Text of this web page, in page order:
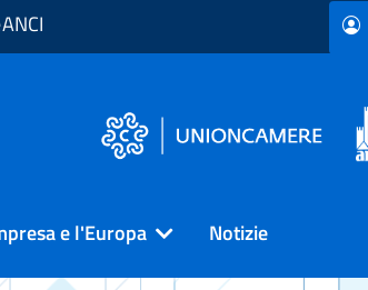
ANCI
e l'Europa Notizie